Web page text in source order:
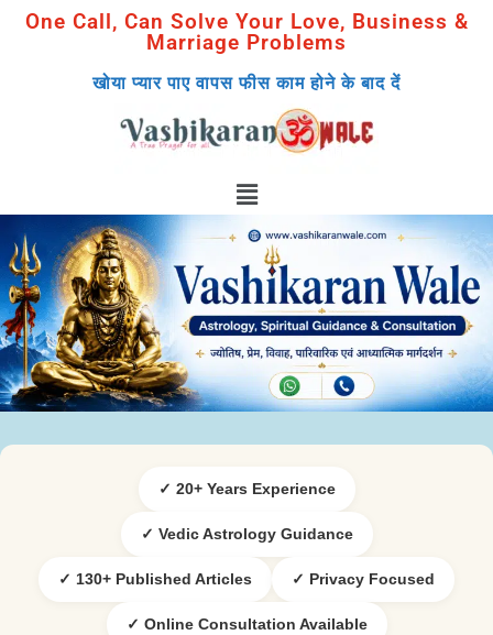
One Call, Can Solve Your Love, Business &
Marriage Problems
खोया प्यार पाए वापस फीस काम होने के बाद दें
✓ 20+ Years Experience
✓ Vedic Astrology Guidance
✓ 130+ Published Articles ✓ Privacy Focused
✓ Online Consultation Available